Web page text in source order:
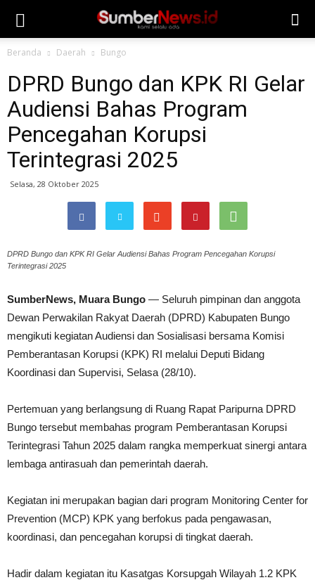
Beranda Daerah Bungo
DPRD Bungo dan KPK RI Gelar
Audiensi Bahas Program
Pencegahan Korupsi
Terintegrasi 2025
Selasa, 28 Oktober 2025
DPRD Bungo dan KPK RI Gelar Audiensi Bahas Program Pencegahan Korupsi
Terintegrasi 2025
SumberNews, Muara Bungo — Seluruh pimpinan dan anggota
Dewan Perwakilan Rakyat Daerah (DPRD) Kabupaten Bungo
mengikuti kegiatan Audiensi dan Sosialisasi bersama Komisi
Pemberantasan Korupsi (KPK) RI melalui Deputi Bidang
Koordinasi dan Supervisi, Selasa (28/10).
Pertemuan yang berlangsung di Ruang Rapat Paripurna DPRD
Bungo tersebut membahas program Pemberantasan Korupsi
Terintegrasi Tahun 2025 dalam rangka memperkuat sinergi antara
lembaga antirasuah dan pemerintah daerah.
Kegiatan ini merupakan bagian dari program Monitoring Center for
Prevention (MCP) KPK yang berfokus pada pengawasan,
koordinasi, dan pencegahan korupsi di tingkat daerah.
Hadir dalam kegiatan itu Kasatgas Korsupgah Wilayah 1.2 KPK